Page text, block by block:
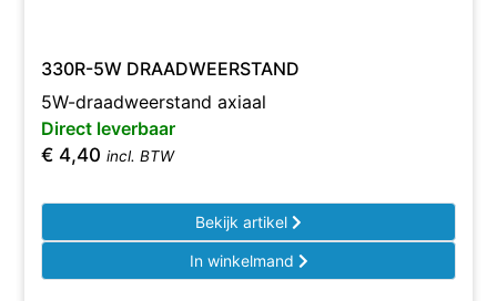
330R-5W DRAADWEERSTAND
5W-draadweerstand axiaal
Direct leverbaar
€ 4,40 incl. BTW
Bekijk artikel
In winkelmand